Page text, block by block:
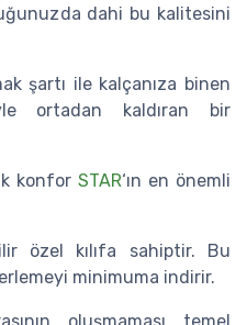
dahi bu kalitesini
şartı ile kalçanıza binen
ortadan kaldıran bir
konfor STAR‘ın en önemli
özel kılıfa sahiptir. Bu
minimuma indirir.